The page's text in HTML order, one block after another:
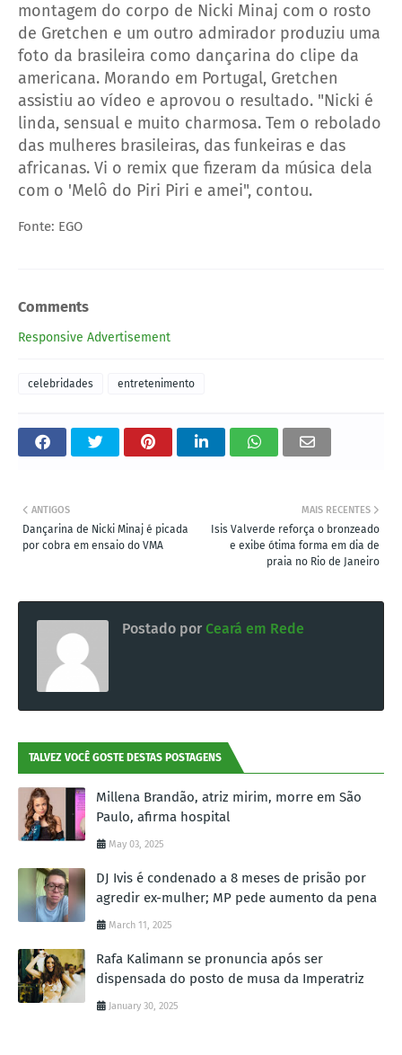
montagem do corpo de Nicki Minaj com o rosto
de Gretchen e um outro admirador produziu uma
foto da brasileira como dançarina do clipe da
americana. Morando em Portugal, Gretchen
assistiu ao vídeo e aprovou o resultado. "Nicki é
linda, sensual e muito charmosa. Tem o rebolado
das mulheres brasileiras, das funkeiras e das
africanas. Vi o remix que fizeram da música dela
com o 'Melô do Piri Piri e amei", contou.
Fonte: EGO
Comments
Responsive Advertisement
celebridades entretenimento
MAIS RECENTES
Isis Valverde reforça o bronzeado
e exibe ótima forma em dia de
praia no Rio de Janeiro
ANTIGOS
Dançarina de Nicki Minaj é picada
por cobra em ensaio do VMA
Postado por Ceará em Rede
TALVEZ VOCÊ GOSTE DESTAS POSTAGENS
Millena Brandão, atriz mirim, morre em São
Paulo, afirma hospital
May 03, 2025
DJ Ivis é condenado a 8 meses de prisão por
agredir ex-mulher; MP pede aumento da pena
March 11, 2025
Rafa Kalimann se pronuncia após ser
dispensada do posto de musa da Imperatriz
January 30, 2025